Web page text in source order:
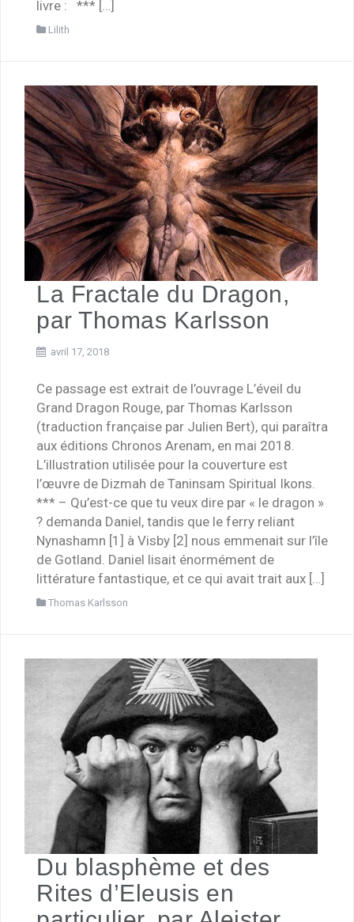
livre : *** […]
Lilith
La Fractale du Dragon,
par Thomas Karlsson
avril 17, 2018
Ce passage est extrait de l’ouvrage L’éveil du
Grand Dragon Rouge, par Thomas Karlsson
(traduction française par Julien Bert), qui paraîtra
aux éditions Chronos Arenam, en mai 2018.
L’illustration utilisée pour la couverture est
l’œuvre de Dizmah de Taninsam Spiritual Ikons.
*** – Qu’est-ce que tu veux dire par « le dragon »
? demanda Daniel, tandis que le ferry reliant
Nynashamn [1] à Visby [2] nous emmenait sur l’île
de Gotland. Daniel lisait énormément de
littérature fantastique, et ce qui avait trait aux […]
Thomas Karlsson
Du blasphème et des
Rites d’Eleusis en